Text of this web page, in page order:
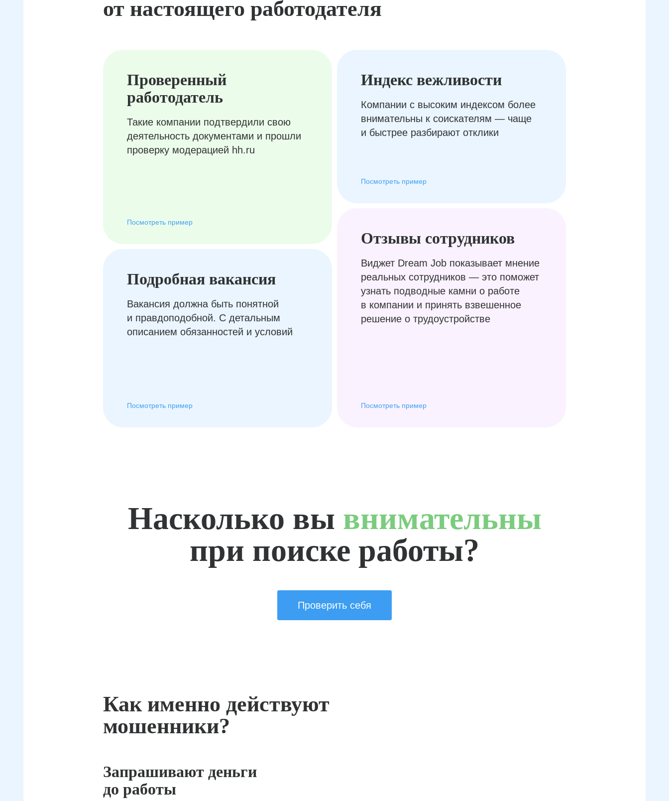
от настоящего работодателя
Проверенный
работодатель
Такие компании подтвердили свою
деятельность документами и прошли
проверку модерацией hh.ru
Посмотреть пример
Подробная вакансия
Вакансия должна быть понятной
и правдоподобной. С детальным
описанием обязанностей и условий
Посмотреть пример
Отзывы сотрудников
Виджет Dream Job показывает мнение
реальных сотрудников — это поможет
узнать подводные камни о работе
в компании и принять взвешенное
решение о трудоустройстве
Посмотреть пример
Индекс вежливости
Компании с высоким индексом более
внимательны к соискателям — чаще
и быстрее разбирают отклики
Посмотреть пример
Насколько вы внимательны
при поиске работы?
Проверить себя
Как именно действуют
мошенники?
Запрашивают деньги
до работы